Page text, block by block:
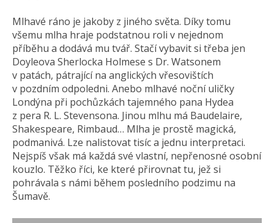
Mlhavé ráno je jakoby z jiného světa. Díky tomu
všemu mlha hraje podstatnou roli v nejednom
příběhu a dodává mu tvář. Stačí vybavit si třeba jen
Doyleova Sherlocka Holmese s Dr. Watsonem
v patách, pátrající na anglických vřesovištích
v pozdním odpoledni. Anebo mlhavé noční uličky
Londýna při pochůzkách tajemného pana Hydea
z pera R. L. Stevensona. Jinou mlhu má Baudelaire,
Shakespeare, Rimbaud… Mlha je prostě magická,
podmanivá. Lze nalistovat tisíc a jednu interpretaci.
Nejspíš však má každá své vlastní, nepřenosné osobní
kouzlo. Těžko říci, ke které přirovnat tu, jež si
pohrávala s námi během posledního podzimu na
Šumavě.